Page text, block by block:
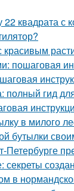
квадрата с
красивым
пошаговая
полный гид
в милого
бутылки
секреты
в